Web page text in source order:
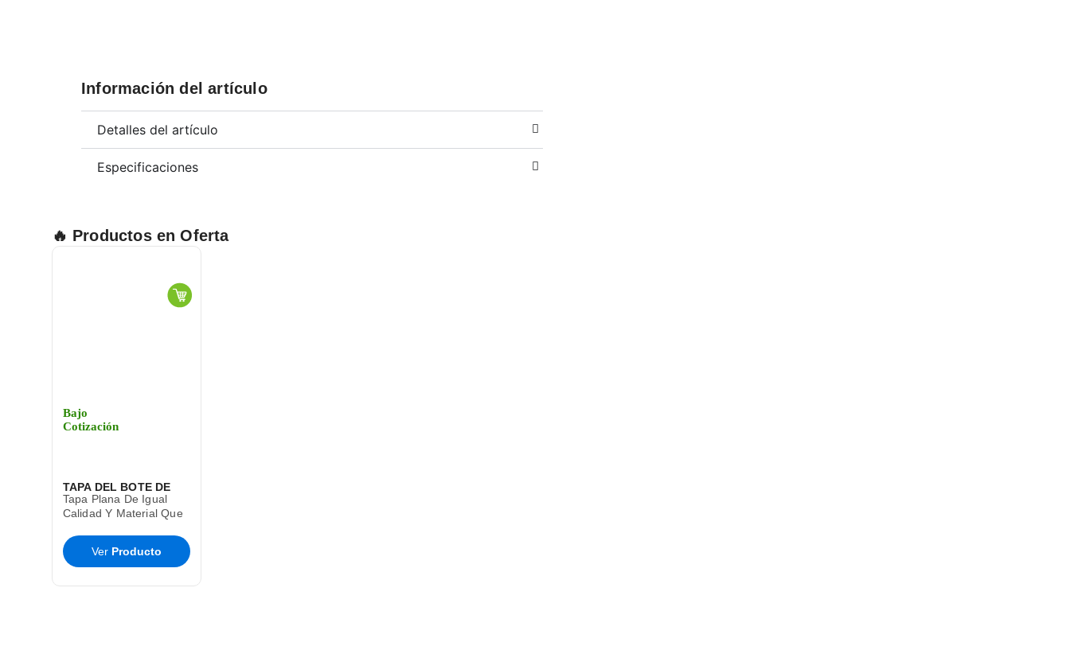
Información del artículo
Detalles del artículo
Especificaciones
🔥 Productos en Oferta
Bajo
Cotización
TAPA DEL BOTE DE
BASURA CESTO TOFF
Tapa Plana De Igual
Calidad Y Material Que
T9285
Ver Producto